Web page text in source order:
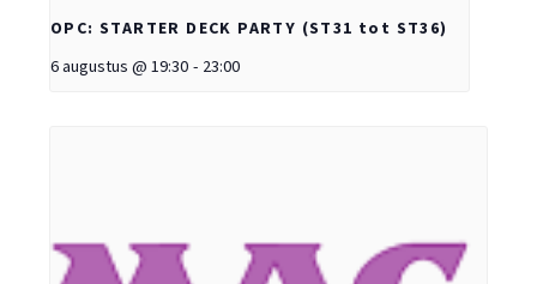
OPC: STARTER DECK PARTY (ST31 tot ST36)
6 augustus @ 19:30 - 23:00